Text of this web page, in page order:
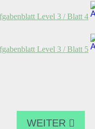
Level 3 / Blatt 4
Level 3 / Blatt 5
WEITER